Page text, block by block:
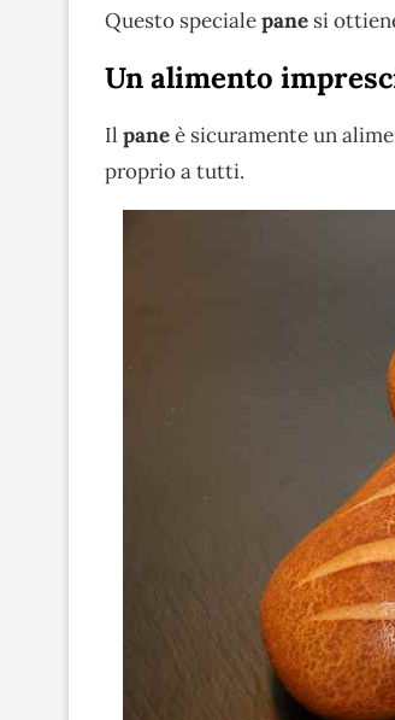
Questo specialepane si
Un alimento
Il paneè sicuramente un
proprio a tutti.